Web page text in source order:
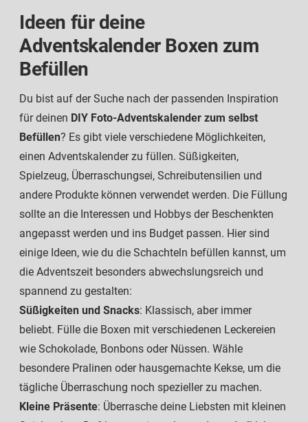
Ideen für deine
Adventskalender Boxen zum
Befüllen
Du bist auf der Suche nach der passenden Inspiration
für deinen DIY Foto-Adventskalender zum selbst
Befüllen? Es gibt viele verschiedene Möglichkeiten,
einen Adventskalender zu füllen. Süßigkeiten,
Spielzeug, Überraschungsei, Schreibutensilien und
andere Produkte können verwendet werden. Die Füllung
sollte an die Interessen und Hobbys der Beschenkten
angepasst werden und ins Budget passen. Hier sind
einige Ideen, wie du die Schachteln befüllen kannst, um
die Adventszeit besonders abwechslungsreich und
spannend zu gestalten:
Süßigkeiten und Snacks: Klassisch, aber immer
beliebt. Fülle die Boxen mit verschiedenen Leckereien
wie Schokolade, Bonbons oder Nüssen. Wähle
besondere Pralinen oder hausgemachte Kekse, um die
tägliche Überraschung noch spezieller zu machen.
Kleine Präsente: Überrasche deine Liebsten mit kleinen